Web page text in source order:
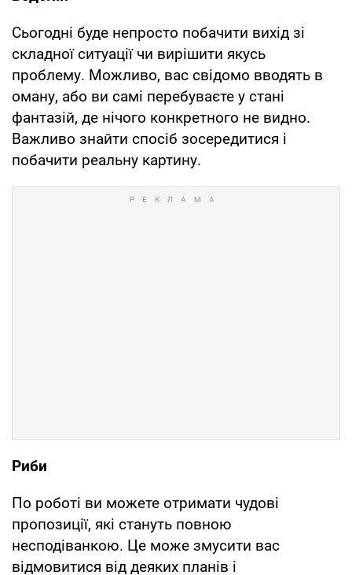
Сьогодні буде непросто побачити вихід зі
складної ситуації чи вирішити якусь
проблему. Можливо, вас свідомо вводять в
оману, або ви самі перебуваєте у стані
фантазій, де нічого конкретного не видно.
Важливо знайти спосіб зосередитися і
побачити реальну картину.
Риби
По роботі ви можете отримати чудові
пропозиції, які стануть повною
несподіванкою. Це може змусити вас
відмовитися від деяких планів і